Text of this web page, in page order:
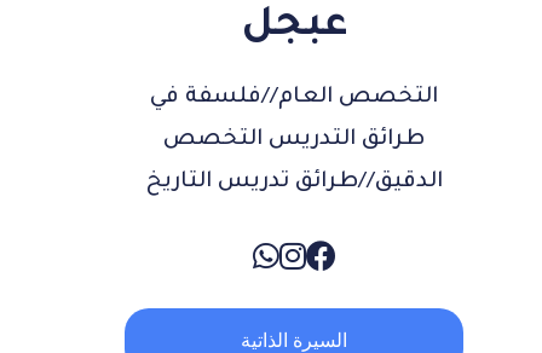
عبجل
التخصص العام//فلسفة في
طرائق التدريس التخصص
الدقيق//طرائق تدريس التاريخ
السيرة الذاتية